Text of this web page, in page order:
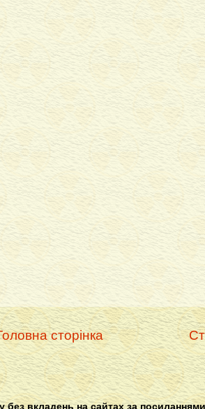
сторінка
без вкладень на сайтах за